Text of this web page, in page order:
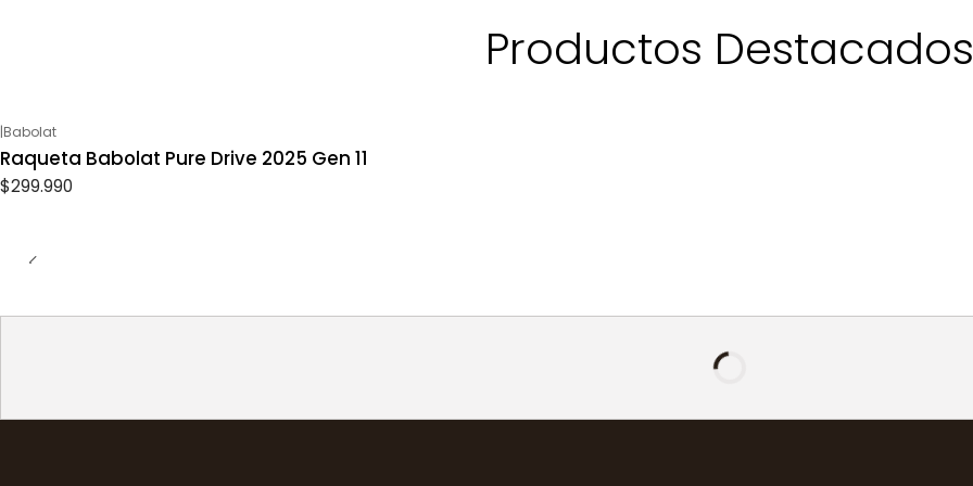
Productos Destacados
|Babolat
Raqueta Babolat Pure Drive 2025 Gen 11
$299.990